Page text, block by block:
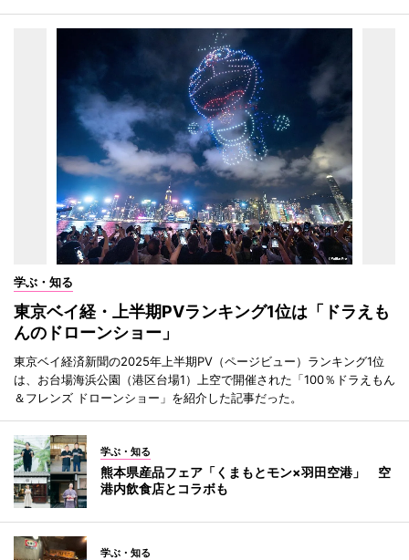
学ぶ・知る
東京ベイ経・上半期PVランキング1位は「ドラえも
んのドローンショー」
東京ベイ経済新聞の2025年上半期PV（ページビュー）ランキング1位
は、お台場海浜公園（港区台場1）上空で開催された「100％ドラえもん
＆フレンズ ドローンショー」を紹介した記事だった。
学ぶ・知る
熊本県産品フェア「くまもとモン×羽田空港」 空
港内飲食店とコラボも
学ぶ・知る